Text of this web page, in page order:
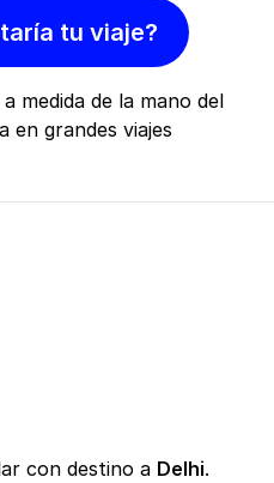
tu viaje?
medida de la mano del
en grandes viajes
con destino a Delhi.